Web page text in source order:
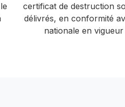
certificat de destruction
délivrés, en conformité
nationale en